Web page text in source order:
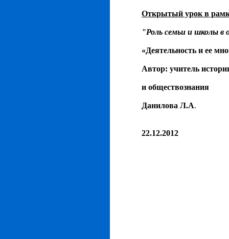
Открытый урок в
"Роль семьи и школы в
«Деятельность и ее
Автор: учитель
и обществознания
Данилова Л.А.
22.12.2012